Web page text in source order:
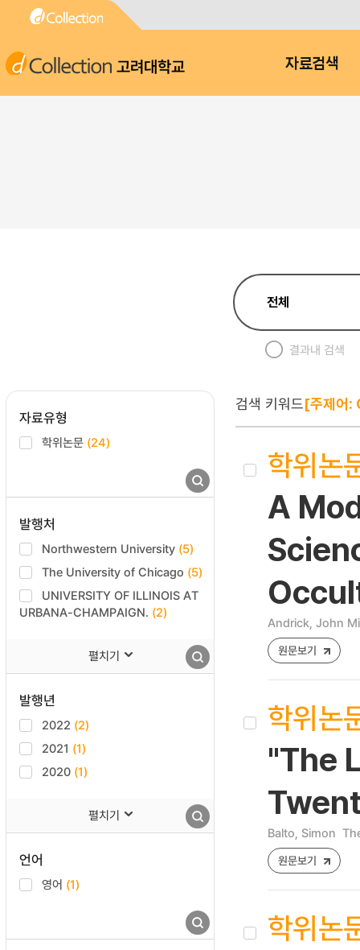
고려대학교 자료검색
결과내 검색
자료유형
학위논문 (24)
발행처
Northwestern University (5)
The University of Chicago (5)
UNIVERSITY OF ILLINOIS AT
URBANA-CHAMPAIGN. (2)
펼치기
발행년
2022 (2)
2021 (1)
2020 (1)
펼치기
언어
영어 (1)
검색 키워드[주제어
학위논
A
Andrick, John
원문보기
학위논
"The
Balto, Simon
원문보기
학위논